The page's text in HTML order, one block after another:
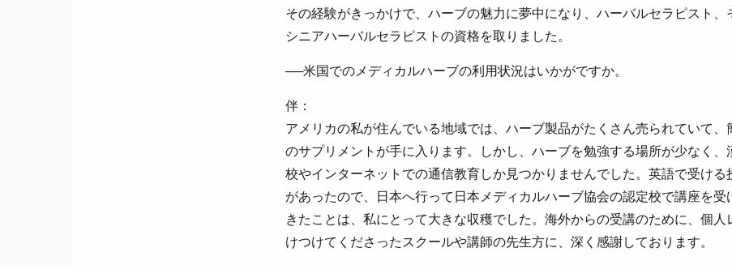
その経験がきっかけで、ハーブの魅力に夢中になり、ハーバルセラピスト、
シニアハーバルセラピストの資格を取りました。
──米国でのメディカルハーブの利用状況はいかがですか。
伴：
アメリカの私が住んでいる地域では、ハーブ製品がたくさん売られていて、
のサプリメントが手に入ります。しかし、ハーブを勉強する場所が少なく、
校やインターネットでの通信教育しか見つかりませんでした。英語で受ける
があったので、日本へ行って日本メディカルハーブ協会の認定校で講座を受
きたことは、私にとって大きな収穫でした。海外からの受講のために、個人
けつけてくださったスクールや講師の先生方に、深く感謝しております。